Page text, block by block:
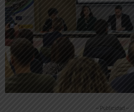
-- Publicidad --